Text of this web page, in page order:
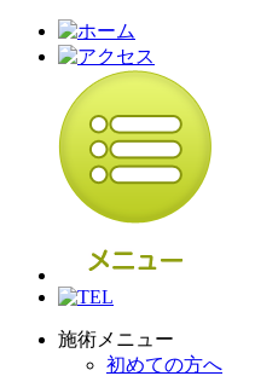
施術メニュー
初めての方へ